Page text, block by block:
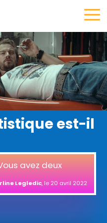
est-il
avez deux
Legledic, le 20 avril 2022